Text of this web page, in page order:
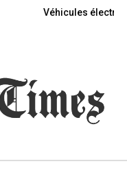
Véhicules